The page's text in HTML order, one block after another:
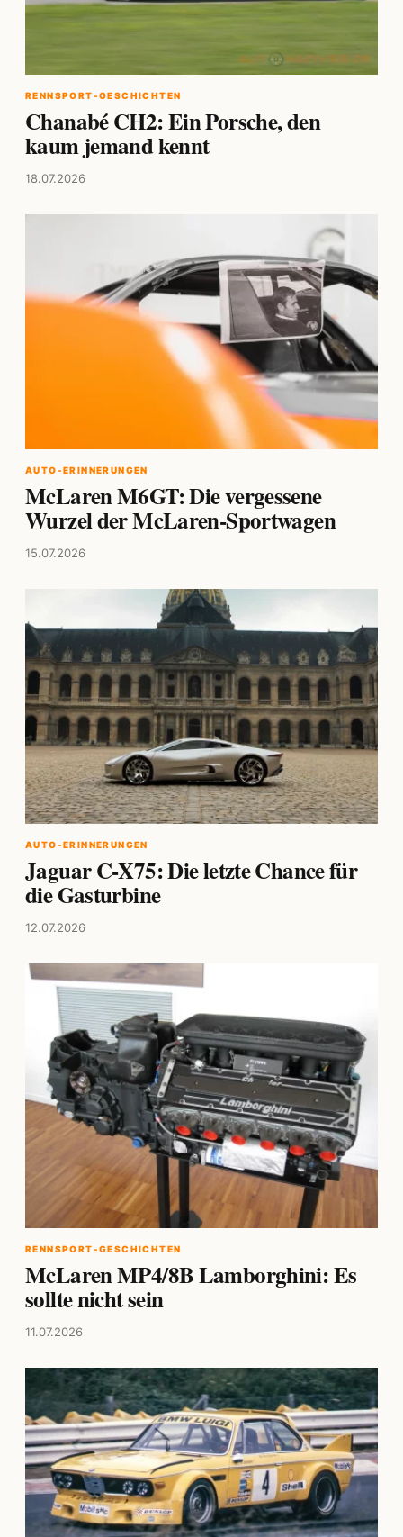
RENNSPORT-GESCHICHTEN
Chanabé CH2: Ein Porsche, den
kaum jemand kennt
18.07.2026
AUTO-ERINNERUNGEN
McLaren M6GT: Die vergessene
Wurzel der McLaren-Sportwagen
15.07.2026
AUTO-ERINNERUNGEN
Jaguar C-X75: Die letzte Chance für
die Gasturbine
12.07.2026
RENNSPORT-GESCHICHTEN
McLaren MP4/8B Lamborghini: Es
sollte nicht sein
11.07.2026